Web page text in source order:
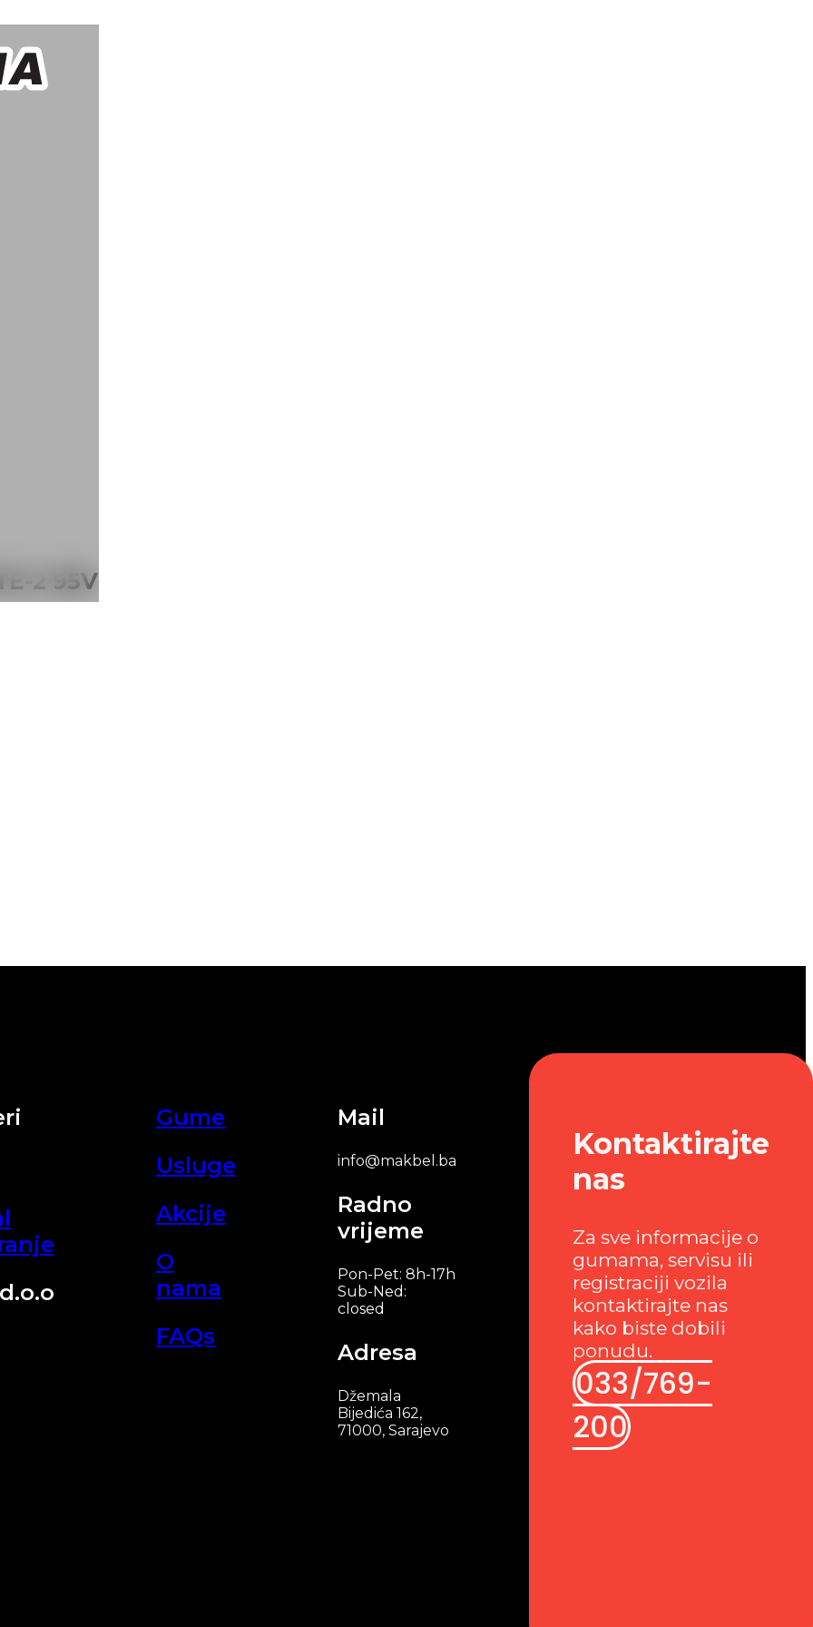
2 95V
Gume
Usluge
Akcije
O
nama
FAQs
Mail
info@makbel.ba
Radno
vrijeme
Pon-Pet: 8h-17h
Sub-Ned:
closed
Adresa
Džemala
Bijedića 162,
71000, Sarajevo
Kontaktirajte
nas
Za sve informacije o
gumama, servisu ili
registraciji vozila
kontaktirajte nas
kako biste dobili
ponudu.
033/769-
200